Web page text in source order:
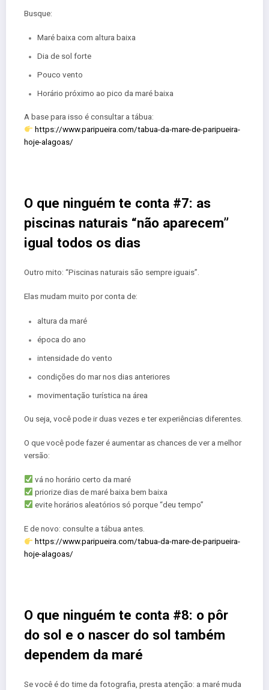
Busque:
Maré baixa com altura baixa
Dia de sol forte
Pouco vento
Horário próximo ao pico da maré baixa
A base para isso é consultar a tábua:
https://www.paripueira.com/tabua-da-mare-de-paripueira-
hoje-alagoas/
O que ninguém te conta #7: as
piscinas naturais “não aparecem”
igual todos os dias
Outro mito: “Piscinas naturais são sempre iguais”.
Elas mudam muito por conta de:
altura da maré
época do ano
intensidade do vento
condições do mar nos dias anteriores
movimentação turística na área
Ou seja, você pode ir duas vezes e ter experiências diferentes.
O que você pode fazer é aumentar as chances de ver a melhor
versão:
vá no horário certo da maré
priorize dias de maré baixa bem baixa
evite horários aleatórios só porque “deu tempo”
E de novo: consulte a tábua antes.
https://www.paripueira.com/tabua-da-mare-de-paripueira-
hoje-alagoas/
O que ninguém te conta #8: o pôr
do sol e o nascer do sol também
dependem da maré
Se você é do time da fotografia, presta atenção: a maré muda